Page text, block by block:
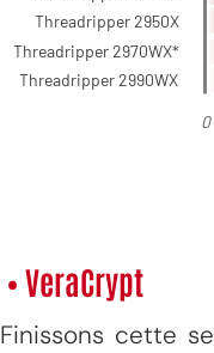
• VeraCrypt
Finissons cette